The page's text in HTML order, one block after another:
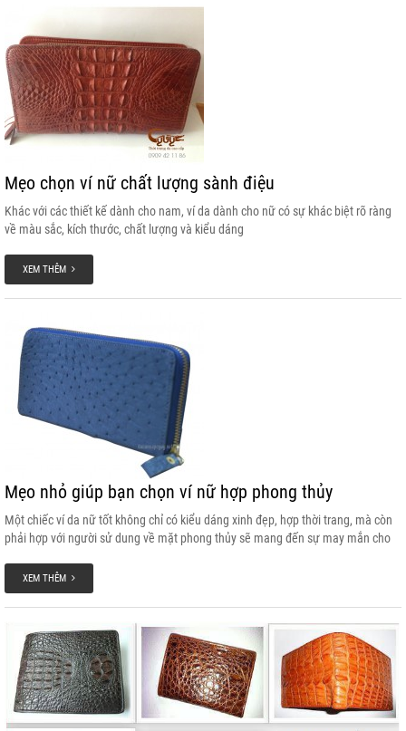
Mẹo chọn ví nữ chất lượng sành điệu
Khác với các thiết kế dành cho nam, ví da dành cho nữ có sự khác biệt rõ ràng
về màu sắc, kích thước, chất lượng và kiểu dáng
XEM THÊM
Mẹo nhỏ giúp bạn chọn ví nữ hợp phong thủy
Một chiếc ví da nữ tốt không chỉ có kiểu dáng xinh đẹp, hợp thời trang, mà còn
phải hợp với người sử dung về mặt phong thủy sẽ mang đến sự may mắn cho
một chiếc ví nữ đẹp và hợp phong thủy với mình nhé!
XEM THÊM